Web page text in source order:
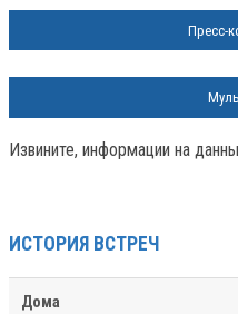
Пресс-
Извините, информации на
ИСТОРИЯ ВСТРЕЧ
Дома